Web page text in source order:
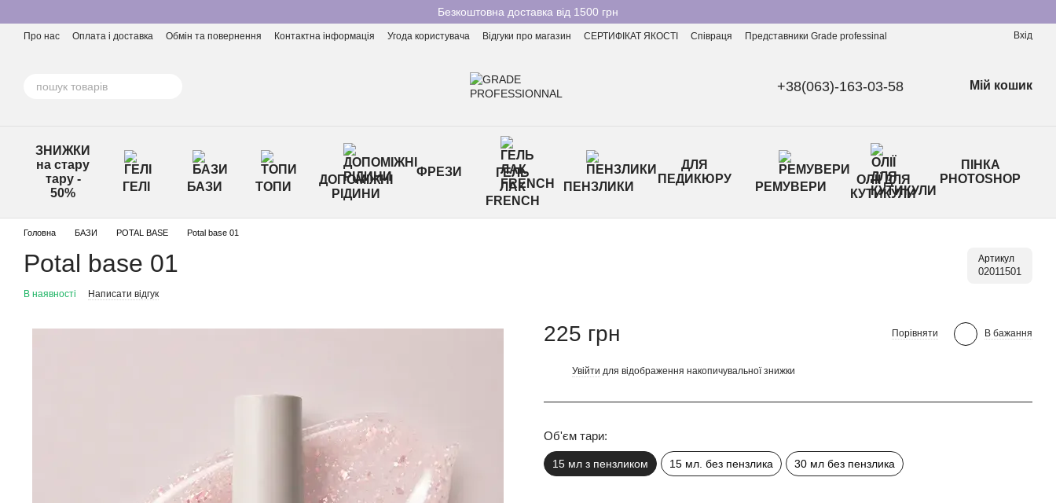
Безкоштовна доставка від 1500 грн
Про нас Оплата і доставка Обмін та повернення Контактна інформація Угода користувача Відгуки про магазин СЕРТИФІКАТ ЯКОСТІ Співраця Представники Grade professinal Вхід
+38(063)-163-03-58 Мій кошик
ЗНИЖКИ
на стару
тару -
50%
ГЕЛІ БАЗИ ТОПИ
ДОПОМІЖНІ
РІДИНИ
ФРЕЗИ
ГЕЛЬ
ЛАК
FRENCH
ПЕНЗЛИКИ
ДЛЯ
ПЕДИКЮРУ
РЕМУВЕРИ
ОЛІЇ ДЛЯ
КУТИКУЛИ
ПІНКА
PHOTOSHOP
Головна БАЗИ POTAL BASE Potal base 01
Potal base 01 Артикул
02011501
В наявності Написати відгук
225 грн Порівняти В бажання
Увійти для відображення накопичувальної знижки
Об'єм тари:
15 мл з пензликом 15 мл. без пензлика 30 мл без пензлика